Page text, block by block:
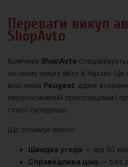
Переваги викуп
ShopAvto
Компанія ShopAvto
чесному викупі авто в Україні.
власників Peugeot, адже
перенасичений пропозиціями і
стало складніше.
Що отримує клієнт:
Швидка угода — від 30
Справедлива ціна — без